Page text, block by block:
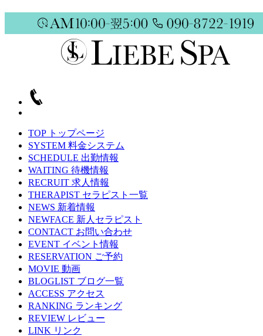
TOP トップページ
SYSTEM 料金システム
SCHEDULE 出勤情報
WAITING 待機情報
RECRUIT 求人情報
THERAPIST セラピスト一覧
NEWS 新着情報
NEWFACE 新人セラピスト
CONTACT お問い合わせ
EVENT イベント情報
RESERVATION ご予約
MOVIE 動画
BLOGLIST ブログ一覧
ACCESS アクセス
RANKING ランキング
REVIEW レビュー
LINK リンク